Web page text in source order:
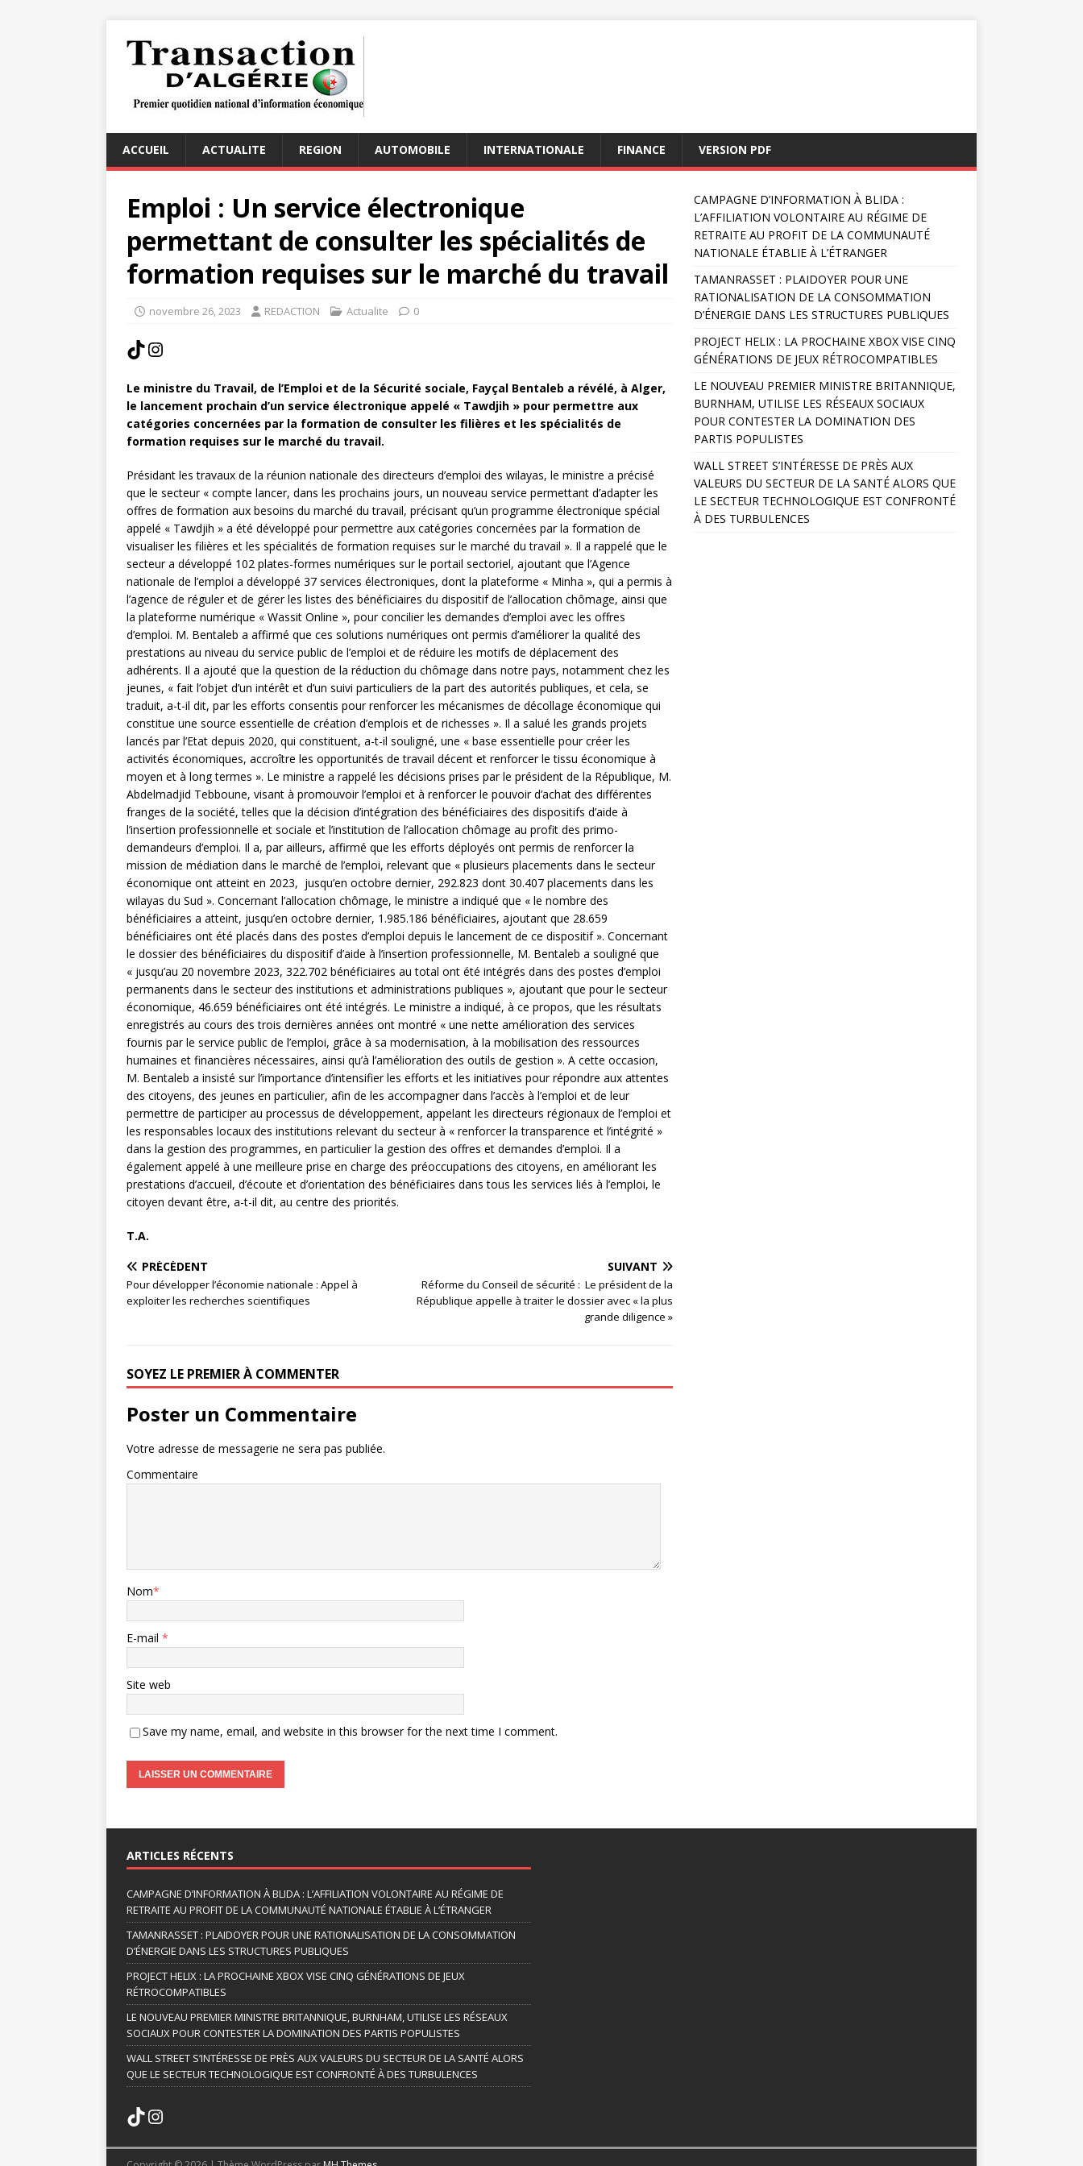
ACCUEIL ACTUALITE REGION AUTOMOBILE INTERNATIONALE FINANCE VERSION PDF
Emploi : Un service électronique
permettant de consulter les spécialités de
formation requises sur le marché du travail
novembre 26, 2023 REDACTION Actualite 0
Le ministre du Travail, de l’Emploi et de la Sécurité sociale, Fayçal Bentaleb a révélé, à Alger,
le lancement prochain d’un service électronique appelé « Tawdjih » pour permettre aux
catégories concernées par la formation de consulter les filières et les spécialités de
formation requises sur le marché du travail.
Présidant les travaux de la réunion nationale des directeurs d’emploi des wilayas, le ministre a précisé
que le secteur « compte lancer, dans les prochains jours, un nouveau service permettant d’adapter les
offres de formation aux besoins du marché du travail, précisant qu’un programme électronique spécial
appelé « Tawdjih » a été développé pour permettre aux catégories concernées par la formation de
visualiser les filières et les spécialités de formation requises sur le marché du travail ». Il a rappelé que le
secteur a développé 102 plates-formes numériques sur le portail sectoriel, ajoutant que l’Agence
nationale de l’emploi a développé 37 services électroniques, dont la plateforme « Minha », qui a permis à
l’agence de réguler et de gérer les listes des bénéficiaires du dispositif de l’allocation chômage, ainsi que
la plateforme numérique « Wassit Online », pour concilier les demandes d’emploi avec les offres
d’emploi. M. Bentaleb a affirmé que ces solutions numériques ont permis d’améliorer la qualité des
prestations au niveau du service public de l’emploi et de réduire les motifs de déplacement des
adhérents. Il a ajouté que la question de la réduction du chômage dans notre pays, notamment chez les
jeunes, « fait l’objet d’un intérêt et d’un suivi particuliers de la part des autorités publiques, et cela, se
traduit, a-t-il dit, par les efforts consentis pour renforcer les mécanismes de décollage économique qui
constitue une source essentielle de création d’emplois et de richesses ». Il a salué les grands projets
lancés par l’Etat depuis 2020, qui constituent, a-t-il souligné, une « base essentielle pour créer les
activités économiques, accroître les opportunités de travail décent et renforcer le tissu économique à
moyen et à long termes ». Le ministre a rappelé les décisions prises par le président de la République, M.
Abdelmadjid Tebboune, visant à promouvoir l’emploi et à renforcer le pouvoir d’achat des différentes
franges de la société, telles que la décision d’intégration des bénéficiaires des dispositifs d’aide à
l’insertion professionnelle et sociale et l’institution de l’allocation chômage au profit des primo-
demandeurs d’emploi. Il a, par ailleurs, affirmé que les efforts déployés ont permis de renforcer la
mission de médiation dans le marché de l’emploi, relevant que « plusieurs placements dans le secteur
économique ont atteint en 2023, jusqu’en octobre dernier, 292.823 dont 30.407 placements dans les
wilayas du Sud ». Concernant l’allocation chômage, le ministre a indiqué que « le nombre des
bénéficiaires a atteint, jusqu’en octobre dernier, 1.985.186 bénéficiaires, ajoutant que 28.659
bénéficiaires ont été placés dans des postes d’emploi depuis le lancement de ce dispositif ». Concernant
le dossier des bénéficiaires du dispositif d’aide à l’insertion professionnelle, M. Bentaleb a souligné que
« jusqu’au 20 novembre 2023, 322.702 bénéficiaires au total ont été intégrés dans des postes d’emploi
permanents dans le secteur des institutions et administrations publiques », ajoutant que pour le secteur
économique, 46.659 bénéficiaires ont été intégrés. Le ministre a indiqué, à ce propos, que les résultats
enregistrés au cours des trois dernières années ont montré « une nette amélioration des services
fournis par le service public de l’emploi, grâce à sa modernisation, à la mobilisation des ressources
humaines et financières nécessaires, ainsi qu’à l’amélioration des outils de gestion ». A cette occasion,
M. Bentaleb a insisté sur l’importance d’intensifier les efforts et les initiatives pour répondre aux attentes
des citoyens, des jeunes en particulier, afin de les accompagner dans l’accès à l’emploi et de leur
permettre de participer au processus de développement, appelant les directeurs régionaux de l’emploi et
les responsables locaux des institutions relevant du secteur à « renforcer la transparence et l’intégrité »
dans la gestion des programmes, en particulier la gestion des offres et demandes d’emploi. Il a
également appelé à une meilleure prise en charge des préoccupations des citoyens, en améliorant les
prestations d’accueil, d’écoute et d’orientation des bénéficiaires dans tous les services liés à l’emploi, le
citoyen devant être, a-t-il dit, au centre des priorités.
T.A.
PRÉCÉDENT
Pour développer l’économie nationale : Appel à
exploiter les recherches scientifiques
SUIVANT
Réforme du Conseil de sécurité : Le président de la
République appelle à traiter le dossier avec « la plus
grande diligence »
SOYEZ LE PREMIER À COMMENTER
Poster un Commentaire
Votre adresse de messagerie ne sera pas publiée.
Commentaire
Nom*
E-mail *
Site web
Save my name, email, and website in this browser for the next time I comment.
t
e
r
n
a
t
i
v
e
:
CAMPAGNE D’INFORMATION À BLIDA :
L’AFFILIATION VOLONTAIRE AU RÉGIME DE
RETRAITE AU PROFIT DE LA COMMUNAUTÉ
NATIONALE ÉTABLIE À L’ÉTRANGER
TAMANRASSET : PLAIDOYER POUR UNE
RATIONALISATION DE LA CONSOMMATION
D’ÉNERGIE DANS LES STRUCTURES PUBLIQUES
PROJECT HELIX : LA PROCHAINE XBOX VISE CINQ
GÉNÉRATIONS DE JEUX RÉTROCOMPATIBLES
LE NOUVEAU PREMIER MINISTRE BRITANNIQUE,
BURNHAM, UTILISE LES RÉSEAUX SOCIAUX
POUR CONTESTER LA DOMINATION DES
PARTIS POPULISTES
WALL STREET S’INTÉRESSE DE PRÈS AUX
VALEURS DU SECTEUR DE LA SANTÉ ALORS QUE
LE SECTEUR TECHNOLOGIQUE EST CONFRONTÉ
À DES TURBULENCES
ARTICLES RÉCENTS
CAMPAGNE D’INFORMATION À BLIDA : L’AFFILIATION VOLONTAIRE AU RÉGIME DE
RETRAITE AU PROFIT DE LA COMMUNAUTÉ NATIONALE ÉTABLIE À L’ÉTRANGER
TAMANRASSET : PLAIDOYER POUR UNE RATIONALISATION DE LA CONSOMMATION
D’ÉNERGIE DANS LES STRUCTURES PUBLIQUES
PROJECT HELIX : LA PROCHAINE XBOX VISE CINQ GÉNÉRATIONS DE JEUX
RÉTROCOMPATIBLES
LE NOUVEAU PREMIER MINISTRE BRITANNIQUE, BURNHAM, UTILISE LES RÉSEAUX
SOCIAUX POUR CONTESTER LA DOMINATION DES PARTIS POPULISTES
WALL STREET S’INTÉRESSE DE PRÈS AUX VALEURS DU SECTEUR DE LA SANTÉ ALORS
QUE LE SECTEUR TECHNOLOGIQUE EST CONFRONTÉ À DES TURBULENCES